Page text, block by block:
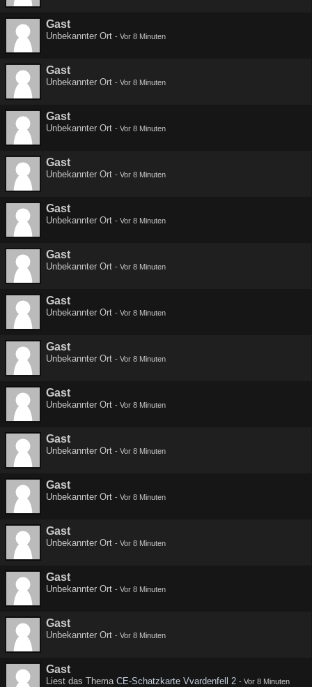
Gast
Unbekannter Ort - Vor 8 Minuten
Gast
Unbekannter Ort - Vor 8 Minuten
Gast
Unbekannter Ort - Vor 8 Minuten
Gast
Unbekannter Ort - Vor 8 Minuten
Gast
Unbekannter Ort - Vor 8 Minuten
Gast
Unbekannter Ort - Vor 8 Minuten
Gast
Unbekannter Ort - Vor 8 Minuten
Gast
Unbekannter Ort - Vor 8 Minuten
Gast
Unbekannter Ort - Vor 8 Minuten
Gast
Unbekannter Ort - Vor 8 Minuten
Gast
Unbekannter Ort - Vor 8 Minuten
Gast
Unbekannter Ort - Vor 8 Minuten
Gast
Unbekannter Ort - Vor 8 Minuten
Gast
Unbekannter Ort - Vor 8 Minuten
Gast
Liest das Thema CE-Schatzkarte Vvardenfell 2 - Vor 8 Minuten